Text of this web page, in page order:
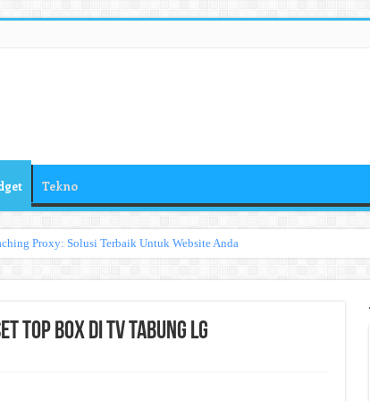
Tekno
Proxy: Solusi Terbaik Untuk Website Anda
Top Box di TV Tabung LG